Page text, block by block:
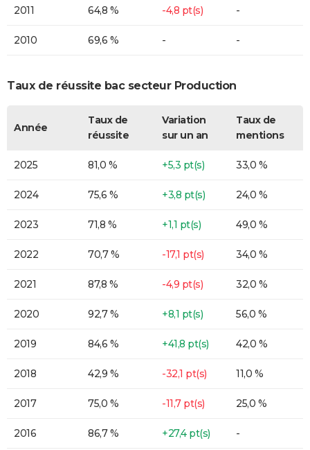
2011 64,8 % -4,8 pt(s) -
2010 69,6 % - -
Taux de réussite bac secteur Production
Année
Taux de
réussite
Variation
sur un an
Taux de
mentions
2025 81,0 % +5,3 pt(s) 33,0 %
2024 75,6 % +3,8 pt(s) 24,0 %
2023 71,8 % +1,1 pt(s) 49,0 %
2022 70,7 % -17,1 pt(s) 34,0 %
2021 87,8 % -4,9 pt(s) 32,0 %
2020 92,7 % +8,1 pt(s) 56,0 %
2019 84,6 % +41,8 pt(s) 42,0 %
2018 42,9 % -32,1 pt(s) 11,0 %
2017 75,0 % -11,7 pt(s) 25,0 %
2016 86,7 % +27,4 pt(s) -